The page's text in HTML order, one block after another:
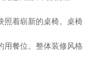
照着崭新的桌椅。桌椅
用餐位。整体装修风格